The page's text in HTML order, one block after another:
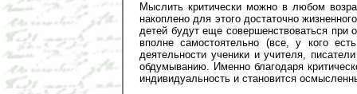
Мыслить критически можно в любом
накоплено для этого достаточно
детей будут еще совершенствоваться
вполне самостоятельно (все, у кого
деятельности ученики и учителя,
обдумыванию. Именно благодаря
индивидуальность и становится